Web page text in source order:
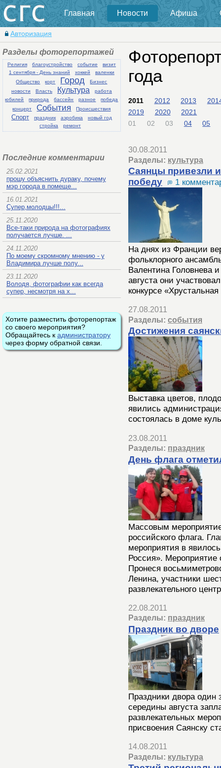
Главная Новости Афиша
Авторизация
Разделы фоторепортажей
Религия благоустройство событие
визит
1 сентября - День знаний
хоккей
валенки
Общество
корт Город
Бизнес
новости
Власть Культура
работа
юбилей
природа бассейн разное
победа
концерт
События Происшествия
Спорт праздник аэробика
новый год
стройка
ремонт
Последние комментарии
25.02.2021
прошу объяснить дураку, почему
мэр города в помеще...
16.01.2021
Супер,молодцы!!!...
25.11.2020
Все-таки природа на фотографиях
получается лучше. ...
24.11.2020
По моему скромному мнению - у
Владимира лучше полу...
23.11.2020
Володя, фотографии как всегда
супер, несмотря на х...
Хотите разместить фоторепортаж
со своего мероприятия?
Обращайтесь к администратору
через форму обратной связи.
года
2011 2012 2013
2019
2020
2021
01
02 03 04 05
30.08.2011
Разделы: культура
Саянцы привезли
победу
1
На днях из Франции
фольклорного
Валентина Головнева
августа они
конкурсе
27.08.2011
Разделы: события
Достижения
Выставка цветов,
явились
состоялась в доме
23.08.2011
Разделы: праздник
День флага
Массовым
российского флага.
мероприятия в
Россия».
Пронеся
Ленина, участники
развлекательного
22.08.2011
Разделы: праздник
Праздник во дворе
Праздники двора один
середины августа
развлекательных
присвоения Саянску
14.08.2011
Разделы: культура